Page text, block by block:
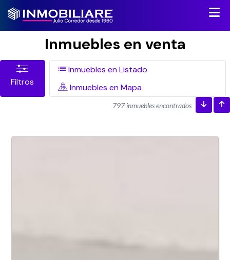
Inmuebles en venta
Filtros
Inmuebles en Listado
Inmuebles en Mapa
797 inmuebles encontrados